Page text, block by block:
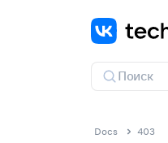
Docs 403